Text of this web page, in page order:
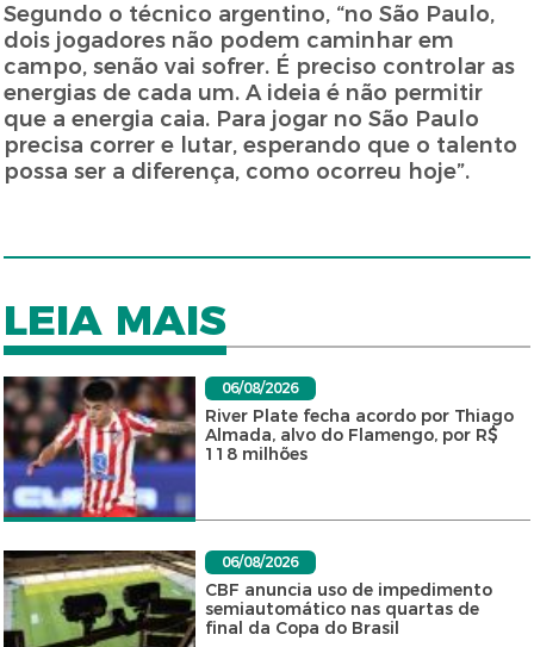
Segundo o técnico argentino, “no São Paulo,
dois jogadores não podem caminhar em
campo, senão vai sofrer. É preciso controlar as
energias de cada um. A ideia é não permitir
que a energia caia. Para jogar no São Paulo
precisa correr e lutar, esperando que o talento
possa ser a diferença, como ocorreu hoje”.
LEIA MAIS
06/08/2026
River Plate fecha acordo por Thiago
Almada, alvo do Flamengo, por R$
118 milhões
06/08/2026
CBF anuncia uso de impedimento
semiautomático nas quartas de
final da Copa do Brasil